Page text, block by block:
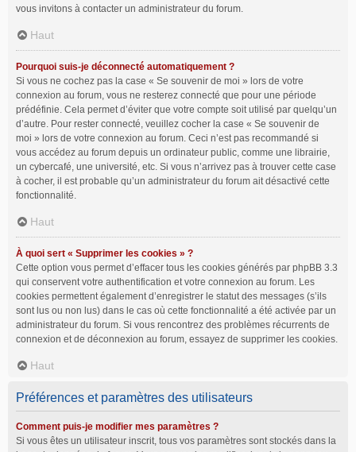
vous invitons à contacter un administrateur du forum.
Haut
Pourquoi suis-je déconnecté automatiquement ?
Si vous ne cochez pas la case « Se souvenir de moi » lors de votre
connexion au forum, vous ne resterez connecté que pour une période
prédéfinie. Cela permet d’éviter que votre compte soit utilisé par quelqu’un
d’autre. Pour rester connecté, veuillez cocher la case « Se souvenir de
moi » lors de votre connexion au forum. Ceci n’est pas recommandé si
vous accédez au forum depuis un ordinateur public, comme une librairie,
un cybercafé, une université, etc. Si vous n’arrivez pas à trouver cette case
à cocher, il est probable qu’un administrateur du forum ait désactivé cette
fonctionnalité.
Haut
À quoi sert « Supprimer les cookies » ?
Cette option vous permet d’effacer tous les cookies générés par phpBB 3.3
qui conservent votre authentification et votre connexion au forum. Les
cookies permettent également d’enregistrer le statut des messages (s’ils
sont lus ou non lus) dans le cas où cette fonctionnalité a été activée par un
administrateur du forum. Si vous rencontrez des problèmes récurrents de
connexion et de déconnexion au forum, essayez de supprimer les cookies.
Haut
Préférences et paramètres des utilisateurs
Comment puis-je modifier mes paramètres ?
Si vous êtes un utilisateur inscrit, tous vos paramètres sont stockés dans la